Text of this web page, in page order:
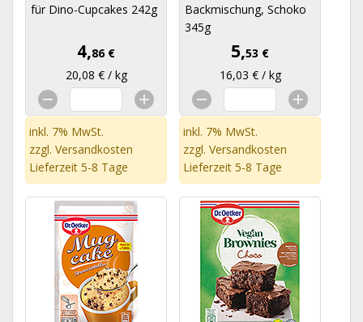
für Dino-Cupcakes 242g
4,86 €
20,08 € / kg
inkl. 7% MwSt.
zzgl. Versandkosten
Lieferzeit 5-8 Tage
Backmischung, Schoko
345g
5,53 €
16,03 € / kg
inkl. 7% MwSt.
zzgl. Versandkosten
Lieferzeit 5-8 Tage